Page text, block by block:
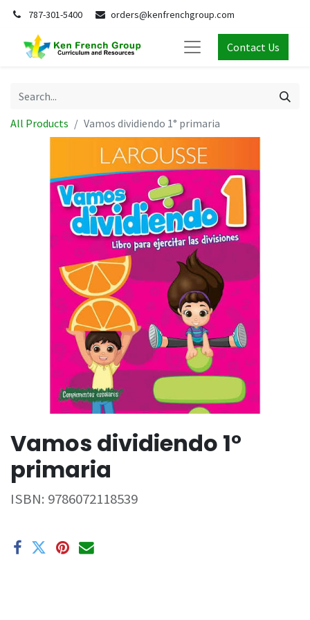
787-301-5400 orders@kenfrenchgroup.com
Contact Us
All Products Vamos dividiendo 1° primaria
Vamos dividiendo 1°
primaria
ISBN: 9786072118539